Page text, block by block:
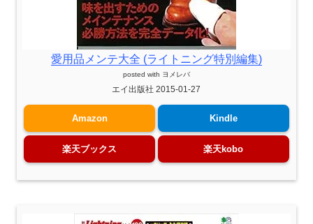
愛用品メンテ大全 (ライトニング特別編集)
posted with ヨメレバ
エイ出版社 2015-01-27
Amazon Kindle
楽天ブックス 楽天kobo